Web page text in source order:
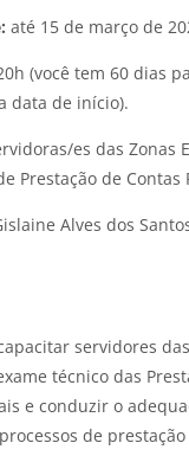
até 15 de março de
(você tem 60 dias
data de início).
es das Zonas
Prestação de
Alves dos
servidores
técnico das
e conduzir o
de